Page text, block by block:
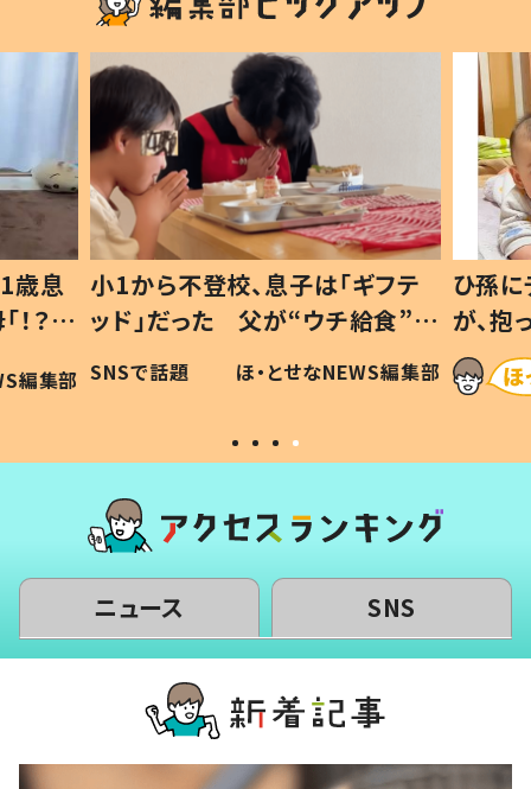
歳息
？」
編集部
小1から不登校、息子は「ギフテ
ッド」だった 父が“ウチ給食”を
作り続ける理由とは #令和の親
#令和の子
SNSで話題 ほ・とせなNEWS編集部
ひ孫
が、
「涙が
い」
ニュース SNS